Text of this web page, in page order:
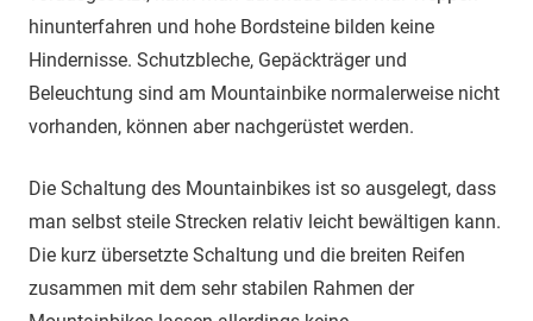
hinunterfahren und hohe Bordsteine bilden keine
Hindernisse. Schutzbleche, Gepäckträger und
Beleuchtung sind am Mountainbike normalerweise nicht
vorhanden, können aber nachgerüstet werden.
Die Schaltung des Mountainbikes ist so ausgelegt, dass
man selbst steile Strecken relativ leicht bewältigen kann.
Die kurz übersetzte Schaltung und die breiten Reifen
zusammen mit dem sehr stabilen Rahmen der